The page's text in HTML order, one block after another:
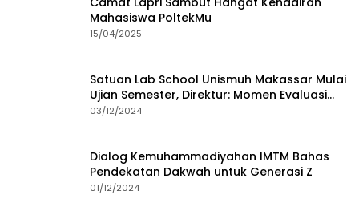
Mahasiswa PoltekMu
15/04/2025
Satuan Lab School Unismuh Makassar Mulai
Ujian Semester, Direktur: Momen Evaluasi
Proses Pembelajaran
03/12/2024
Dialog Kemuhammadiyahan IMTM Bahas
Pendekatan Dakwah untuk Generasi Z
01/12/2024